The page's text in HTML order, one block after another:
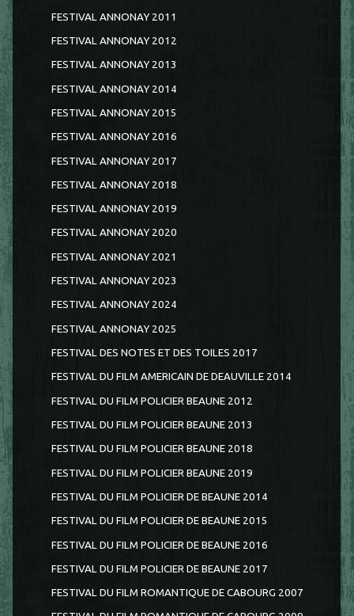
FESTIVAL ANNONAY 2011
FESTIVAL ANNONAY 2012
FESTIVAL ANNONAY 2013
FESTIVAL ANNONAY 2014
FESTIVAL ANNONAY 2015
FESTIVAL ANNONAY 2016
FESTIVAL ANNONAY 2017
FESTIVAL ANNONAY 2018
FESTIVAL ANNONAY 2019
FESTIVAL ANNONAY 2020
FESTIVAL ANNONAY 2021
FESTIVAL ANNONAY 2023
FESTIVAL ANNONAY 2024
FESTIVAL ANNONAY 2025
FESTIVAL DES NOTES ET DES TOILES 2017
FESTIVAL DU FILM AMERICAIN DE DEAUVILLE 2014
FESTIVAL DU FILM POLICIER BEAUNE 2012
FESTIVAL DU FILM POLICIER BEAUNE 2013
FESTIVAL DU FILM POLICIER BEAUNE 2018
FESTIVAL DU FILM POLICIER BEAUNE 2019
FESTIVAL DU FILM POLICIER DE BEAUNE 2014
FESTIVAL DU FILM POLICIER DE BEAUNE 2015
FESTIVAL DU FILM POLICIER DE BEAUNE 2016
FESTIVAL DU FILM POLICIER DE BEAUNE 2017
FESTIVAL DU FILM ROMANTIQUE DE CABOURG 2007